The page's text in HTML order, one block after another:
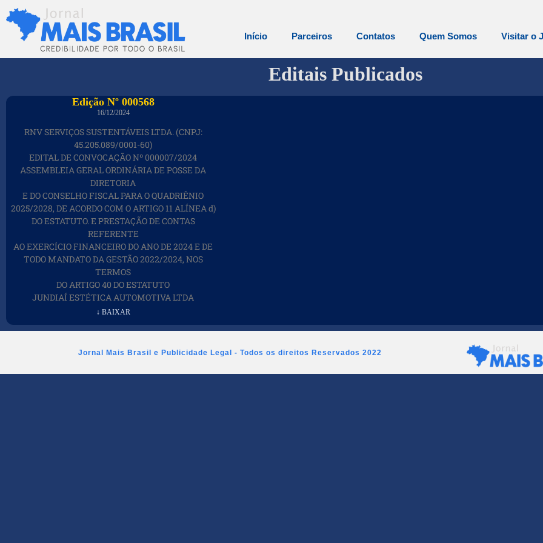
Início Parceiros Contatos Quem Somos Visitar o
Editais Publicados
Edição Nº 000568
16/12/2024
RNV SERVIÇOS SUSTENTÁVEIS LTDA. (CNPJ:
45.205.089/0001-60)
EDITAL DE CONVOCAÇÃO Nº 000007/2024
ASSEMBLEIA GERAL ORDINÁRIA DE POSSE DA
DIRETORIA
E DO CONSELHO FISCAL PARA O QUADRIÊNIO
2025/2028, DE ACORDO COM O ARTIGO 11 ALÍNEA d)
DO ESTATUTO. E PRESTAÇÃO DE CONTAS
REFERENTE
AO EXERCÍCIO FINANCEIRO DO ANO DE 2024 E DE
TODO MANDATO DA GESTÃO 2022/2024, NOS
TERMOS
DO ARTIGO 40 DO ESTATUTO
JUNDIAÍ ESTÉTICA AUTOMOTIVA LTDA
↓ BAIXAR
Jornal Mais Brasil e Publicidade Legal - Todos os direitos Reservados 2022